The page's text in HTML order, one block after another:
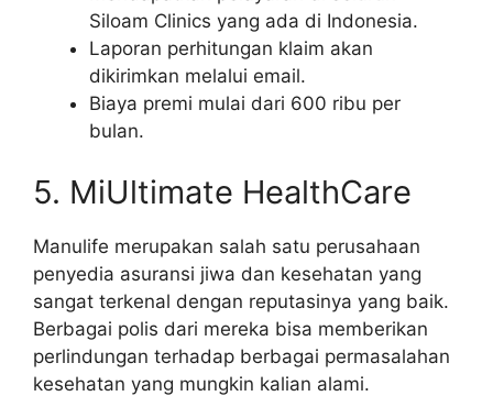
Siloam Clinics yang ada di Indonesia.
Laporan perhitungan klaim akan
dikirimkan melalui email.
Biaya premi mulai dari 600 ribu per
bulan.
5. MiUltimate HealthCare
Manulife merupakan salah satu perusahaan
penyedia asuransi jiwa dan kesehatan yang
sangat terkenal dengan reputasinya yang baik.
Berbagai polis dari mereka bisa memberikan
perlindungan terhadap berbagai permasalahan
kesehatan yang mungkin kalian alami.